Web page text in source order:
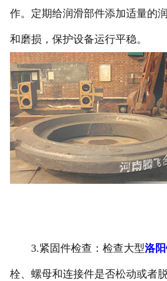
作。定期给润滑部件添加适量的
和磨损，保护设备运行平稳。
3.紧固件检查：检查大型洛
栓、螺母和连接件是否松动或者